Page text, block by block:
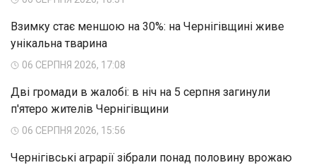
Взимку стає меншою на 30%: на Чернігівщині живе
унікальна тварина
06 СЕРПНЯ 2026, 17:08
Дві громади в жалобі: в ніч на 5 серпня загинули
п'ятеро жителів Чернігівщини
06 СЕРПНЯ 2026, 15:56
Чернігівські аграрії зібрали понад половину врожаю